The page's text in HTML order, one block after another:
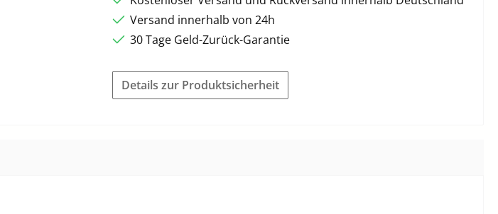
Versand innerhalb von 24h
30 Tage Geld-Zurück-Garantie
Details zur Produktsicherheit